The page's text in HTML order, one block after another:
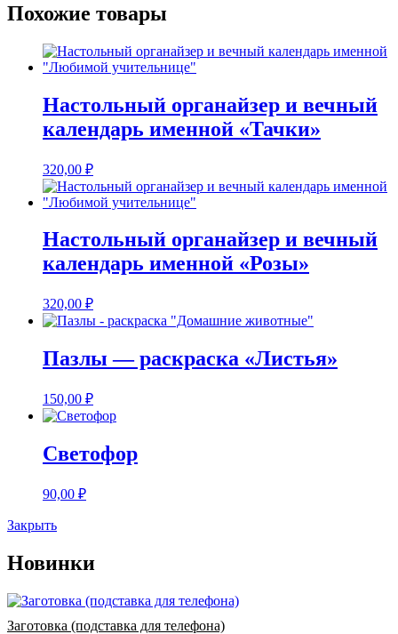
Похожие товары
Настольный органайзер и вечный
календарь именной «Тачки»
320,00 ₽
Настольный органайзер и вечный
календарь именной «Розы»
320,00 ₽
Пазлы — раскраска «Листья»
150,00 ₽
Светофор
90,00 ₽
Закрыть
Новинки
Заготовка (подставка для телефона)